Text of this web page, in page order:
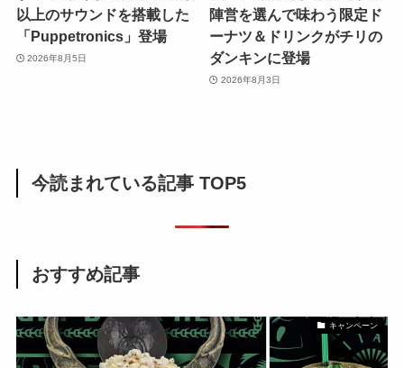
以上のサウンドを搭載した
「Puppetronics」登場
2026年8月5日
陣営を選んで味わう限定ド
ーナツ＆ドリンクがチリの
ダンキンに登場
2026年8月3日
今読まれている記事 TOP5
おすすめ記事
キャンペーン